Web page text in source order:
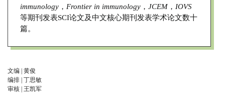
immunology ， Frontier in immunology ， JCEM ， IOVS
等期刊发表SCI论文及中文核心期刊发表学术论文数十
篇。
文编 | 黄俊
编排 | 丁思敏
审核 | 王凯军